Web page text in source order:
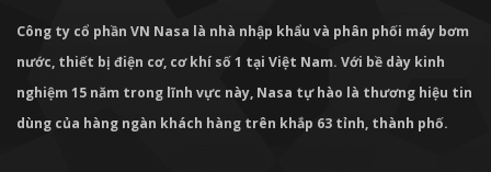
Công ty cổ phần VN Nasa là nhà nhập khẩu và phân phối máy bơm
nước, thiết bị điện cơ, cơ khí số 1 tại Việt Nam. Với bề dày kinh
nghiệm 15 năm trong lĩnh vực này, Nasa tự hào là thương hiệu tin
dùng của hàng ngàn khách hàng trên khắp 63 tỉnh, thành phố.